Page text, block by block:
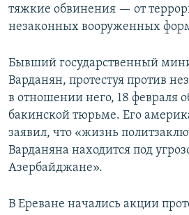
тяжкие обвинения — от
незаконных вооруженных
Бывший государственный
Варданян, протестуя против
в отношении него, 18 февраля
бакинской тюрьме. Его
заявил, что «жизнь
Варданяна находится под
Азербайджане».
В Ереване начались акции